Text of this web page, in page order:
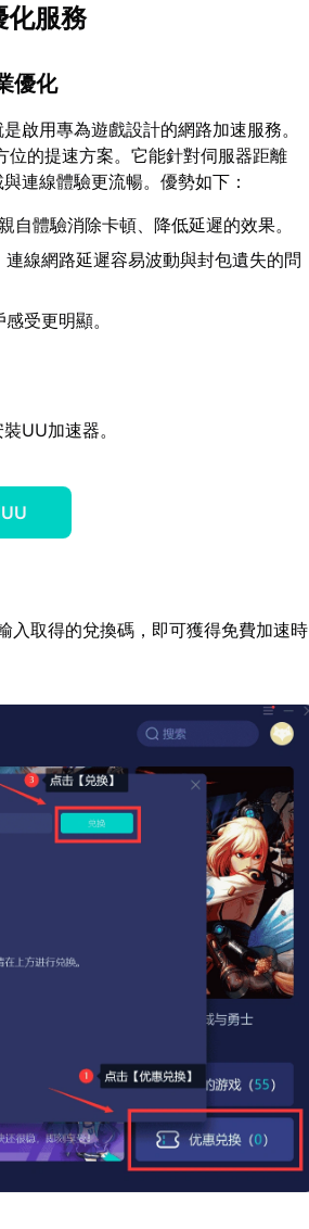
化服務
優化
啟用專為遊戲設計的網路加速服務。
的提速方案。它能針對伺服器距離
連線體驗更流暢。優勢如下：
自體驗消除卡頓、降低延遲的效果。
線網路延遲容易波動與封包遺失的問
受更明顯。
UU加速器。
入取得的兌換碼，即可獲得免費加速時